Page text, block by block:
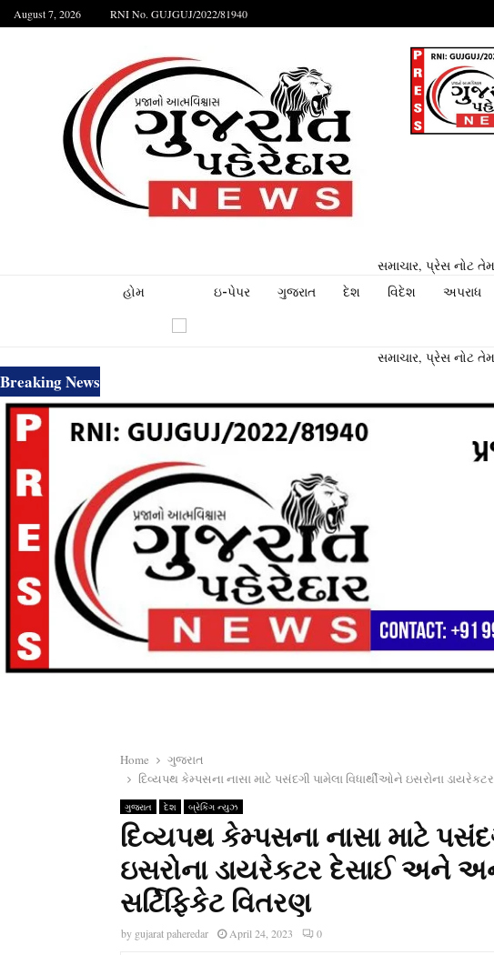
August 7, 2026 RNI No. GUJGUJ/2022/81940
સમાચાર, પ્રેસ નોટ
હોમ ઇ-પેપર ગુજરાત દેશ વિદેશ અપરાધ
સમાચાર, પ્રેસ નોટ
Breaking News
Home
ગુજરાત
દિવ્યપથ કેમ્પસના નાસા માટે પસંદગી પામેલા વિધાર્થીઓને ઇસરોના
ગુજરાત દેશ બ્રેકિંગ ન્યુઝ
દિવ્યપથ કેમ્પસના નાસા માટે
ઇસરોના ડાયરેકટર દેસાઈ અને અન્ય
સર્ટિફિકેટ વિતરણ
by gujarat paheredar April 24, 2023 0